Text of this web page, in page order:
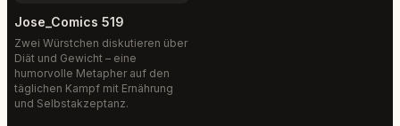
Jose_Comics 519
Zwei Würstchen diskutieren über
Diät und Gewicht – eine
humorvolle Metapher auf den
täglichen Kampf mit Ernährung
und Selbstakzeptanz.